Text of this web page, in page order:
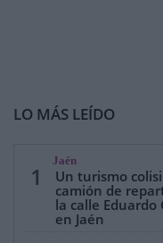
LO MÁS LEÍDO
1
Jaén
Un turismo
camión de
la calle Eduardo
en Jaén